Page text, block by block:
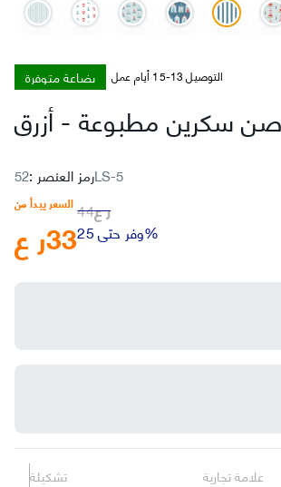
بضاعة متوفرة التوصيل 13-15 أيام عمل
صن سكرين مطبوعة-أزرق
رمز العنصر : 52LS-5
السعر يبدأ من
ر ع33
ر ع44
وفر حتى 25%
تشكيلة علامة تجارية